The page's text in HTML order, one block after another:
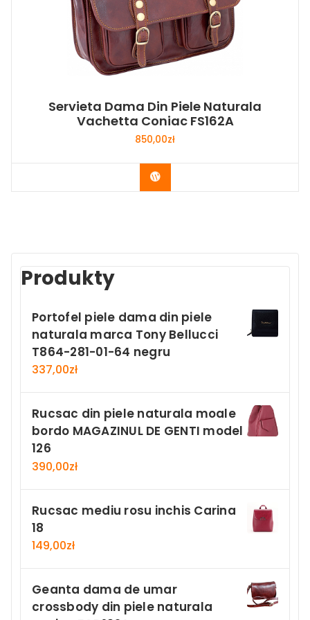
Servieta Dama Din Piele Naturala
Vachetta Coniac FS162A
850,00zł
Buy Now
Produkty
Portofel piele dama din piele
naturala marca Tony Bellucci
T864-281-01-64 negru
337,00zł
Rucsac din piele naturala moale
bordo MAGAZINUL DE GENTI model
126
390,00zł
Rucsac mediu rosu inchis Carina
18
149,00zł
Geanta dama de umar
crossbody din piele naturala